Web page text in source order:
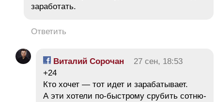
заработать.
Ответить
Виталий Сорочан
27 сен, 18:53
+24
Кто хочет — тот идет и зарабатывает.
А эти хотели по-быстрому срубить сотню-